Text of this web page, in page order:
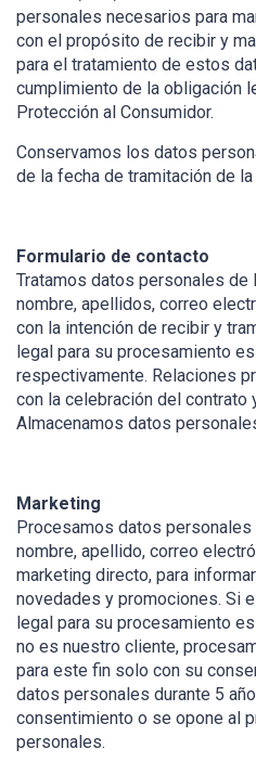
personales necesarios para
con el propósito de recibir y
para el tratamiento de estos
cumplimiento de la obligación
Protección al Consumidor.
Conservamos los datos
de la fecha de tramitación de la
Formulario de contacto
Tratamos datos personales
nombre, apellidos, correo
con la intención de recibir y
legal para su procesamiento
respectivamente. Relaciones
con la celebración del
Almacenamos datos
Marketing
Procesamos datos
nombre, apellido, correo
marketing directo, para
novedades y promociones. Si
legal para su procesamiento
no es nuestro cliente,
para este fin solo con su
datos personales durante 5
consentimiento o se opone al
personales.